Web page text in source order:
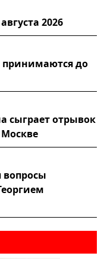
2026
принимаются до
сыграет отрывок
Москве